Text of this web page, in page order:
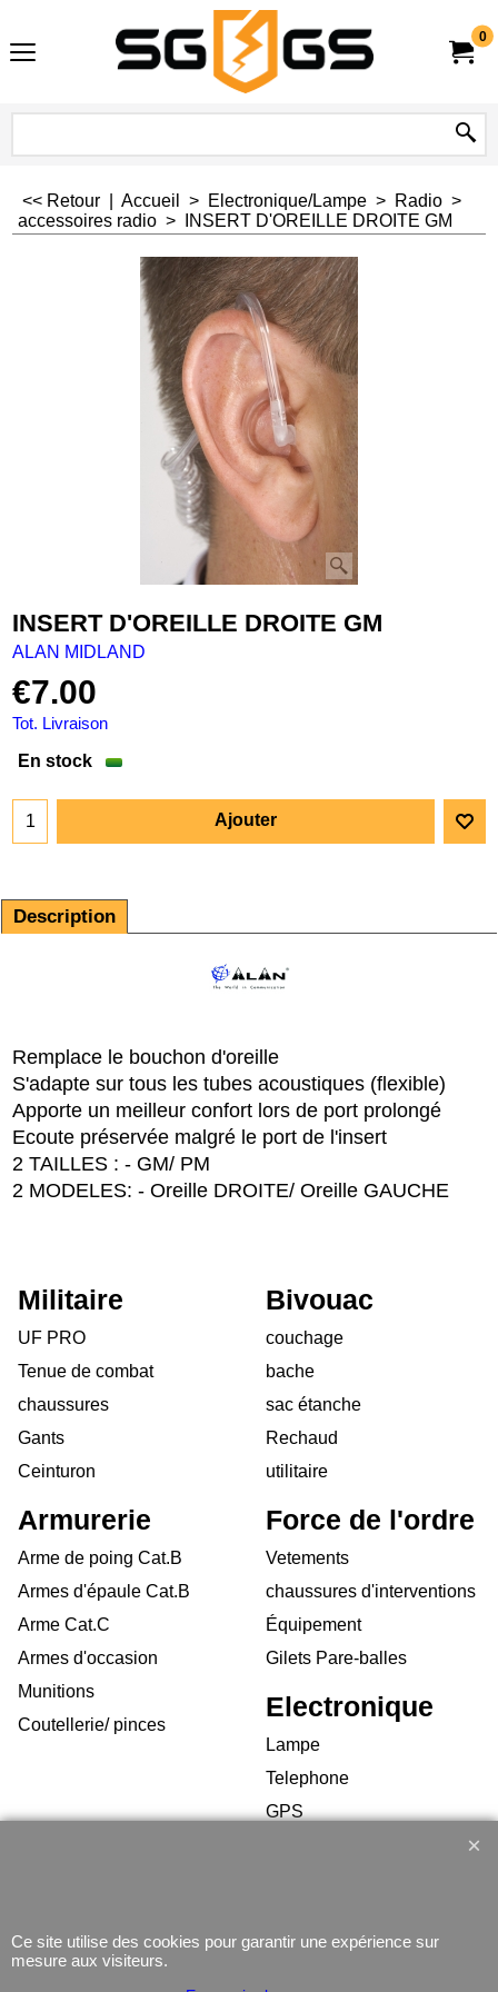
0
<< Retour Accueil > Electronique/Lampe > Radio >
accessoires radio > INSERT D'OREILLE DROITE GM
INSERT D'OREILLE DROITE GM
ALAN MIDLAND
€7.00
Tot. Livraison
En stock
Ajouter
Description
Remplace le bouchon d'oreille
S'adapte sur tous les tubes acoustiques (flexible)
Apporte un meilleur confort lors de port prolongé
Ecoute préservée malgré le port de l'insert
2 TAILLES : - GM/ PM
2 MODELES: - Oreille DROITE/ Oreille GAUCHE
Militaire
UF PRO
Tenue de combat
chaussures
Gants
Ceinturon
Bivouac
couchage
bache
sac étanche
Rechaud
utilitaire
Armurerie
Arme de poing Cat.B
Armes d'épaule Cat.B
Arme Cat.C
Armes d'occasion
Munitions
Coutellerie/ pinces
Force de l'ordre
Vetements
chaussures d'interventions
Équipement
Gilets Pare-balles
Electronique
Lampe
Telephone
GPS
Ce site utilise des cookies pour garantir une expérience sur
mesure aux visiteurs.